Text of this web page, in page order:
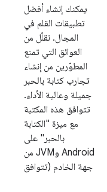
يمكنك إنشاء أفضل
تطبيقات القلم في
المجال. نقلّل من
العوائق التي تمنع
المطوّرين من إنشاء
تجارب كتابة بالحبر
جميلة وعالية الأداء.
تتوافق هذه المكتبة
مع ميزة "الكتابة
بالحبر" على
Android وJVM من
جهة الخادم (تتوافق